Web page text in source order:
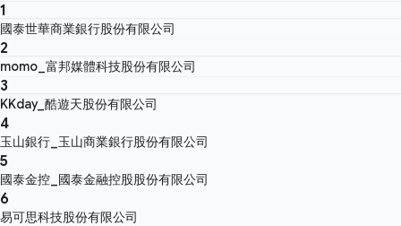
1
國泰世華商業銀行股份有限公司
2
momo_富邦媒體科技股份有限公司
3
KKday_酷遊天股份有限公司
4
玉山銀行_玉山商業銀行股份有限公司
5
國泰金控_國泰金融控股股份有限公司
6
易可思科技股份有限公司